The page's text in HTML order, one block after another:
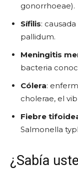
gonorrhoeae).
Sífilis:
pallidum.
Meningitis
bacteria
Cólera:
cholerae, el
Fiebre
Salmonella
¿Sabía